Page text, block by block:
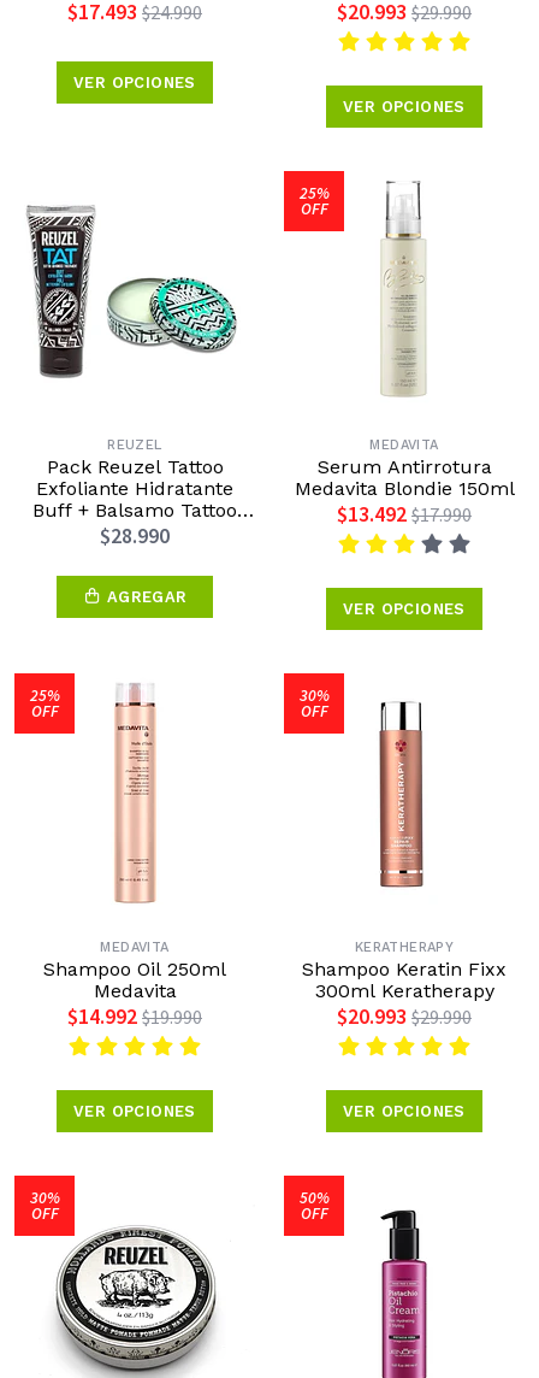
$17.493 $24.990
VER OPCIONES
$20.993 $29.990
VER OPCIONES
REUZEL
Pack Reuzel Tattoo
Exfoliante Hidratante
Buff + Balsamo Tattoo
Reuzel
$28.990
AGREGAR
25%
OFF
MEDAVITA
Serum Antirrotura
Medavita Blondie 150ml
$13.492 $17.990
VER OPCIONES
25%
OFF
MEDAVITA
Shampoo Oil 250ml
Medavita
$14.992 $19.990
VER OPCIONES
30%
OFF
KERATHERAPY
Shampoo Keratin Fixx
300ml Keratherapy
$20.993 $29.990
VER OPCIONES
30%
OFF
50%
OFF